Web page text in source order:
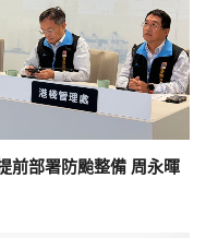
前部署防颱整備 周永暉